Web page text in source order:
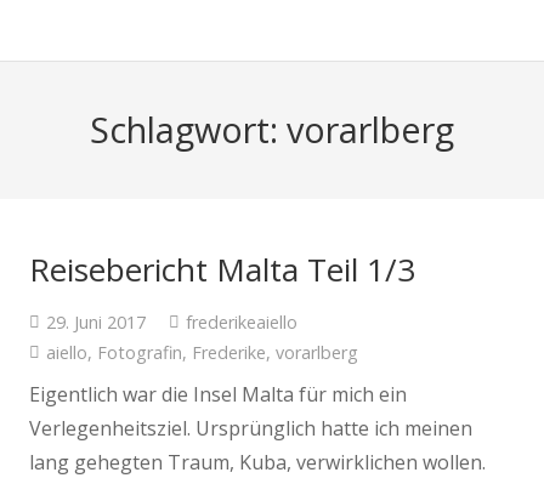
Schlagwort: vorarlberg
Reisebericht Malta Teil 1/3
29. Juni 2017
frederikeaiello
aiello, Fotografin, Frederike, vorarlberg
Eigentlich war die Insel Malta für mich ein
Verlegenheitsziel. Ursprünglich hatte ich meinen
lang gehegten Traum, Kuba, verwirklichen wollen.